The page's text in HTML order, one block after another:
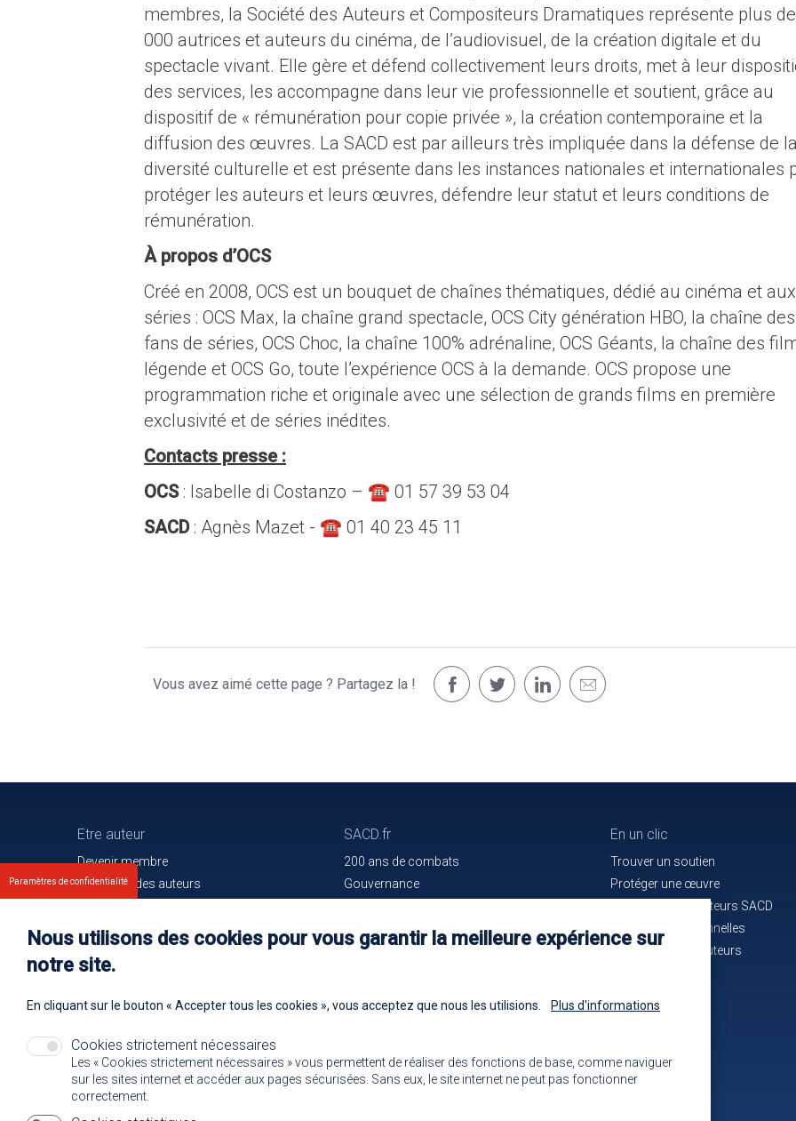
membres, la Société des Auteurs et Compositeurs Dramatiques représente plus
000 autrices et auteurs du cinéma, de l’audiovisuel, de la création digitale et du
spectacle vivant. Elle gère et défend collectivement leurs droits, met à leur
des services, les accompagne dans leur vie professionnelle et soutient, grâce au
dispositif de « rémunération pour copie privée », la création contemporaine et la
diffusion des œuvres. La SACD est par ailleurs très impliquée dans la défense de la
diversité culturelle et est présente dans les instances nationales et internationales
protéger les auteurs et leurs œuvres, défendre leur statut et leurs conditions de
rémunération.
À propos d’OCS
Créé en 2008, OCS est un bouquet de chaînes thématiques, dédié au cinéma et aux
séries : OCS Max, la chaîne grand spectacle, OCS City génération HBO, la chaîne des
fans de séries, OCS Choc, la chaîne 100% adrénaline, OCS Géants, la chaîne des
légende et OCS Go, toute l’expérience OCS à la demande. OCS propose une
programmation riche et originale avec une sélection de grands films en première
exclusivité et de séries inédites.
Contacts presse :
OCS: Isabelle di Costanzo – ☎ 01 57 39 53 04
SACD : Agnès Mazet - ☎ 01 40 23 45 11
Vous avez aimé cette page ? Partagez la !
Etre auteur
Devenir membre
Les droits des auteurs
Nos membres
SACD.fr
200 ans de combats
Gouvernance
Communiqués de presse
Oeuvres en cours d'identification
En un clic
Trouver un soutien
Protéger une œuvre
La maison des auteurs SACD
Alertes professionnelles
La mutuelle des auteurs
Paramètres de confidentialité
Nous utilisons des cookies pour vous garantir la meilleure expérience sur
notre site.
En cliquant sur le bouton « Accepter tous les cookies », vous acceptez que nous les utilisions. Plus d'informations
Cookies strictement nécessaires
Les « Cookies strictement nécessaires » vous permettent de réaliser des fonctions de base, comme naviguer
sur les sites internet et accéder aux pages sécurisées. Sans eux, le site internet ne peut pas fonctionner
correctement.